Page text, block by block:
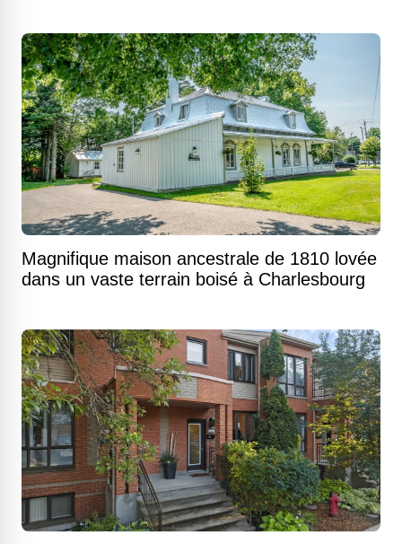
Magnifique maison ancestrale de 1810 lovée
dans un vaste terrain boisé à Charlesbourg